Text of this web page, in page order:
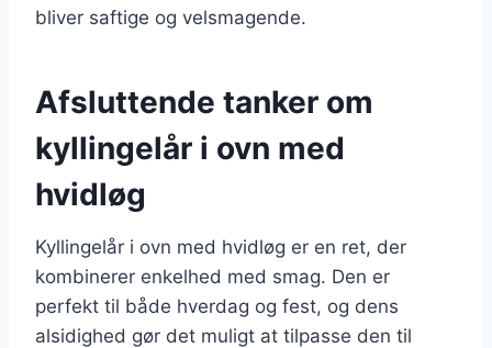
bliver saftige og velsmagende.
Afsluttende tanker om
kyllingelår i ovn med
hvidløg
Kyllingelår i ovn med hvidløg er en ret, der
kombinerer enkelhed med smag. Den er
perfekt til både hverdag og fest, og dens
alsidighed gør det muligt at tilpasse den til